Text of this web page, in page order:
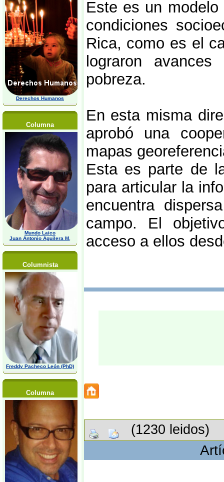
Derechos Humanos
Columna
Mundo Laico
Juan Antonio Aguilera M,
Columnista
Freddy Pacheco León (PhD)
Columna
Este es un
condiciones
Rica, como es el
lograron
pobreza.
En esta misma
aprobó una
mapas
Esta es parte de
para articular la
encuentra
campo. El
acceso a ellos
(1230 leidos)